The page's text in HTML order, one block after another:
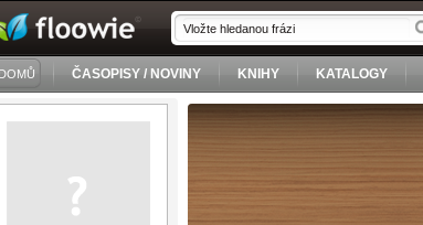
DOMŮ ČASOPISY / NOVINY KNIHY KATALOGY